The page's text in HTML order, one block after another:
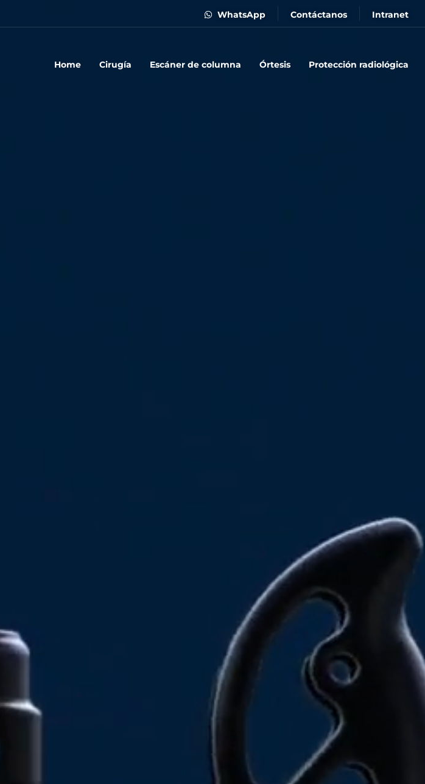
WhatsApp Contáctanos Intranet
Home Cirugía Escáner de columna Órtesis Protección radiológica